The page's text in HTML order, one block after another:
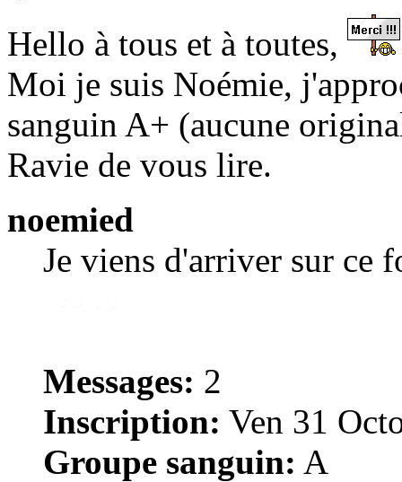
Hello à tous et à toutes,
Moi je suis Noémie,
sanguin A+ (aucune
Ravie de vous lire.
noemied
Je viens d'arriver sur ce
Messages: 2
Inscription: Ven 31
Groupe sanguin: A